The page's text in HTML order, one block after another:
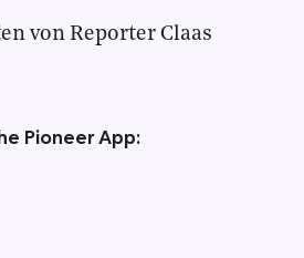
von Reporter Claas
Pioneer App: